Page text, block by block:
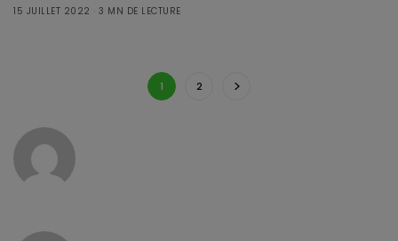
15 JUILLET 2022 3 MN DE LECTURE
1 2